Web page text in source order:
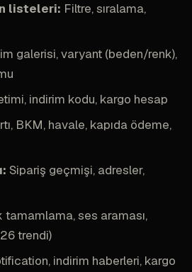
listeleri: Filtre, sıralama,
galerisi, varyant (beden/renk),
indirim kodu, kargo hesap
BKM, havale, kapıda ödeme,
Sipariş geçmişi, adresler,
tamamlama, ses araması,
trendi)
indirim haberleri, kargo